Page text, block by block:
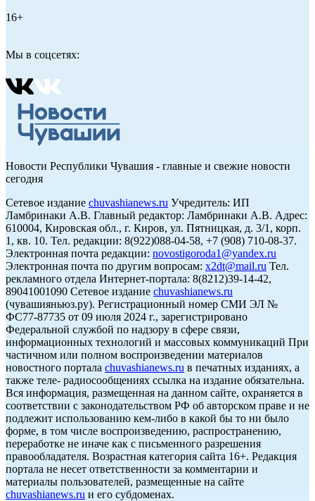
16+
Мы в соцсетях:
Новости Республики Чувашия - главные и свежие новости
сегодня
Сетевое издание chuvashianews.ru Учредитель: ИП
Ламбринаки А.В. Главный редактор: Ламбринаки А.В. Адрес:
610004, Кировская обл., г. Киров, ул. Пятницкая, д. 3/1, корп.
1, кв. 10. Тел. редакции: 8(922)088-04-58, +7 (908) 710-08-37.
Электронная почта редакции: novostigoroda1@yandex.ru
Электронная почта по другим вопросам: x2dt@mail.ru Тел.
рекламного отдела Интернет-портала: 8(8212)39-14-42,
89041001090 Сетевое издание chuvashianews.ru
(чувашияньюз.ру). Регистрационный номер СМИ ЭЛ №
ФС77-87735 от 09 июля 2024 г., зарегистрировано
Федеральной службой по надзору в сфере связи,
информационных технологий и массовых коммуникаций При
частичном или полном воспроизведении материалов
новостного портала chuvashianews.ru в печатных изданиях, а
также теле- радиосообщениях ссылка на издание обязательна.
Вся информация, размещенная на данном сайте, охраняется в
соответствии с законодательством РФ об авторском праве и не
подлежит использованию кем-либо в какой бы то ни было
форме, в том числе воспроизведению, распространению,
переработке не иначе как с письменного разрешения
правообладателя. Возрастная категория сайта 16+. Редакция
портала не несет ответственности за комментарии и
материалы пользователей, размещенные на сайте
chuvashianews.ru и его субдоменах.